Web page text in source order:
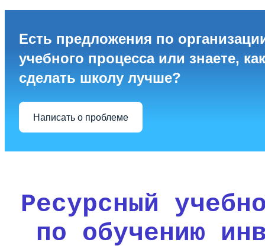
Есть предложения по
учебного процесса или знаете, как
сделать школу лучше?
Написать о проблеме
Ресурсный
по обучению